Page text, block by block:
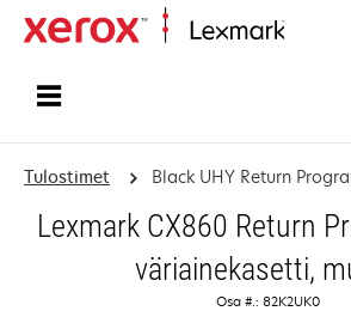
Tulostimet Black UHY Return
Lexmark CX860 Return
väriainekasetti,
Osa #.: 82K2UK0